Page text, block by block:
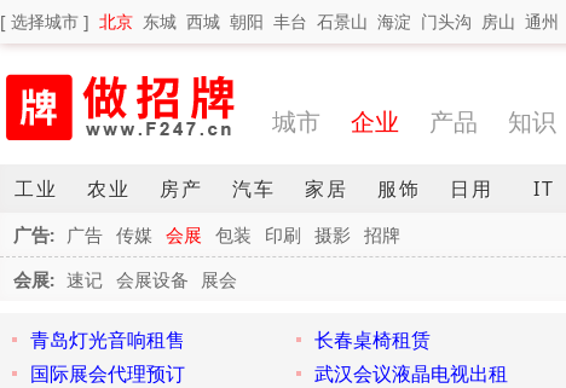
[ 选择城市 ] 北京 东城 西城 朝阳 丰台 石景山 海淀 门头沟 房山 通州
城市 企业 产品 知识
工业 农业 房产 汽车 家居 服饰 日用 IT
广告: 广告 传媒 会展 包装 印刷 摄影 招牌
会展: 速记 会展设备 展会
青岛灯光音响租售 长春桌椅租赁
国际展会代理预订
武汉会议液晶电视出租